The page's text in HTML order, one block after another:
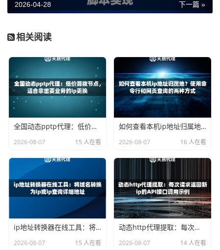
工
级
应用层
应用层，但建立在SSL/TLS
连
方
式
通常使用CONNECT方
法建立隧道
本身就是为安全连接设计
适
场
景
对安全性要求不高的网
登录、支付、传输敏感信息
等安全要求高的场景
，提供的代理服务都同时完美支持HTTP和HTTPS协议。
这意味着你使用一个代理IP，就可以应对绝大多数网络请
求，无需为不同的协议专门寻找不同的代理。
爬虫工作，究竟该选哪个？
这是爬虫开发者最关心的问题。答案是：优先选择能稳定支
下一篇 »
2026-04-28
相关阅读
全国动态pptp代理：低价混拨节点，适合非重要业务的ip更换
2026-08-07 15 人在看
如何查看本机ip地址归属地？使用命令行和网页查询的两种方式
2026-08-07 16 人在看
ip地址转换器在线工具：将域名转换为ip或ip查询详细地址
2026-08-07 15 人在看
动态http代理提取：每次请求返回新ip的API接口调用示例
2026-08-07 14 人在看